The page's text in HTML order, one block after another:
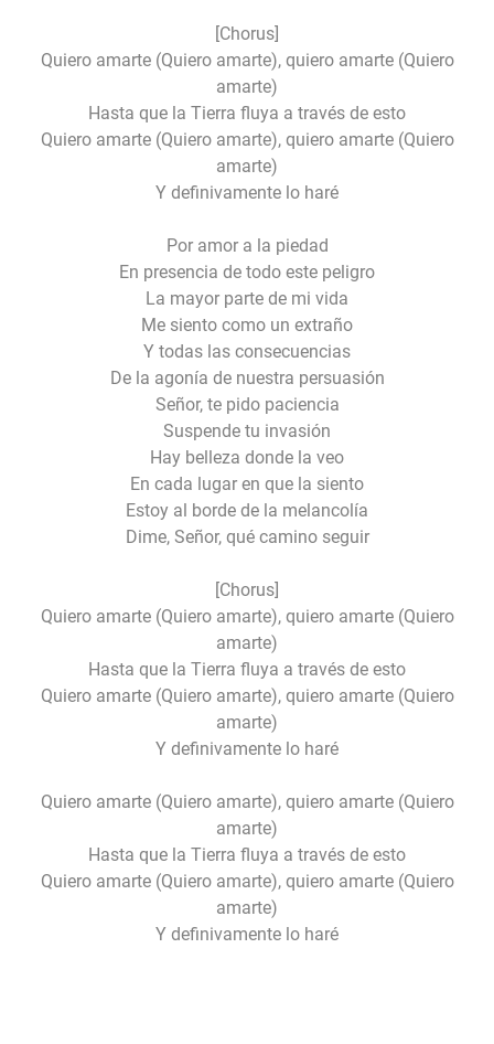
[Chorus]
Quiero amarte (Quiero amarte), quiero amarte (Quiero
amarte)
Hasta que la Tierra fluya a través de esto
Quiero amarte (Quiero amarte), quiero amarte (Quiero
amarte)
Y definivamente lo haré
Por amor a la piedad
En presencia de todo este peligro
La mayor parte de mi vida
Me siento como un extraño
Y todas las consecuencias
De la agonía de nuestra persuasión
Señor, te pido paciencia
Suspende tu invasión
Hay belleza donde la veo
En cada lugar en que la siento
Estoy al borde de la melancolía
Dime, Señor, qué camino seguir
[Chorus]
Quiero amarte (Quiero amarte), quiero amarte (Quiero
amarte)
Hasta que la Tierra fluya a través de esto
Quiero amarte (Quiero amarte), quiero amarte (Quiero
amarte)
Y definivamente lo haré
Quiero amarte (Quiero amarte), quiero amarte (Quiero
amarte)
Hasta que la Tierra fluya a través de esto
Quiero amarte (Quiero amarte), quiero amarte (Quiero
amarte)
Y definivamente lo haré